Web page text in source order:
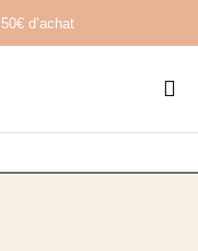
50€ d’achat
